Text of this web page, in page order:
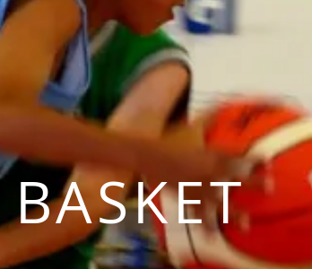
BASKET